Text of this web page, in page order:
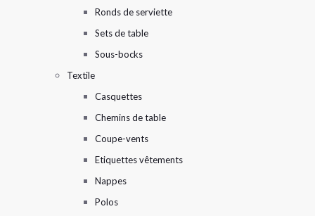
Ronds de serviette
Sets de table
Sous-bocks
Textile
Casquettes
Chemins de table
Coupe-vents
Etiquettes vêtements
Nappes
Polos